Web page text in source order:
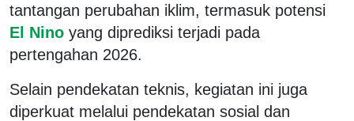
tantangan perubahan iklim, termasuk potensi
El Nino yang diprediksi terjadi pada
pertengahan 2026.
Selain pendekatan teknis, kegiatan ini juga
diperkuat melalui pendekatan sosial dan